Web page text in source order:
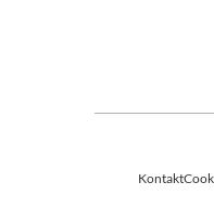
Kontakt